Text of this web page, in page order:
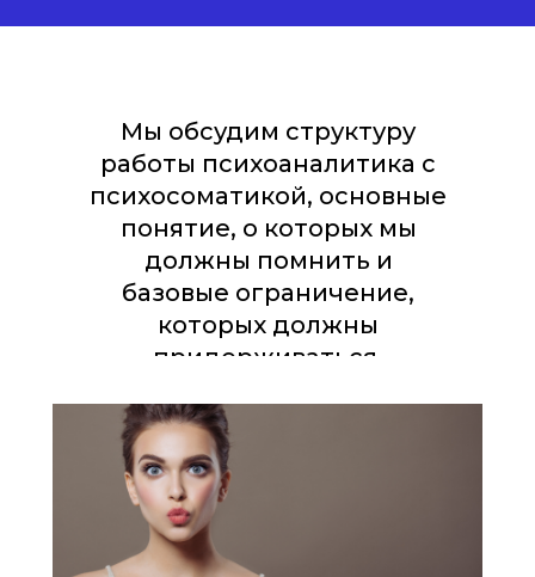
Мы обсудим структуру
работы психоаналитика с
психосоматикой, основные
понятие, о которых мы
должны помнить и
базовые ограничение,
которых должны
придерживаться.